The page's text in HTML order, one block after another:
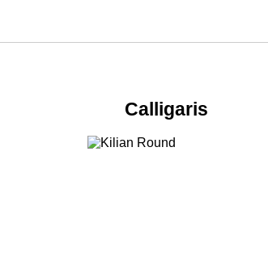
Calligaris